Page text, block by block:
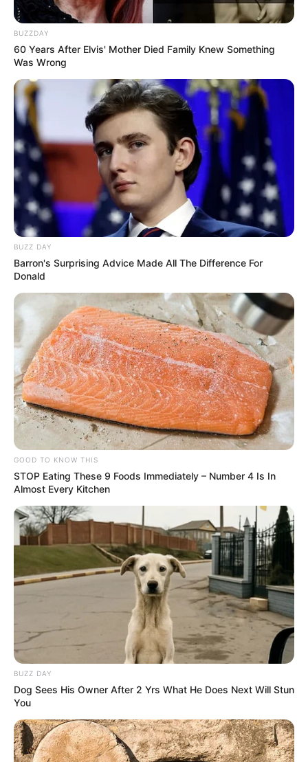
BUZZDAY
60 Years After Elvis' Mother Died Family Knew Something
Was Wrong
BUZZ DAY
Barron's Surprising Advice Made All The Difference For
Donald
GOOD TO KNOW THIS
STOP Eating These 9 Foods Immediately – Number 4 Is In
Almost Every Kitchen
BUZZ DAY
Dog Sees His Owner After 2 Yrs What He Does Next Will Stun
You